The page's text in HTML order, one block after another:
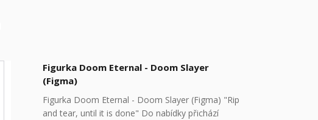
Figurka Doom Eternal - Doom Slayer
(Figma)
Figurka Doom Eternal - Doom Slayer (Figma) "Rip
and tear, until it is done" Do nabídky přichází